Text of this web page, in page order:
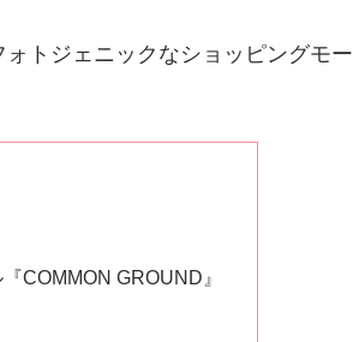
トジェニックなショッピングモー
COMMON GROUND』